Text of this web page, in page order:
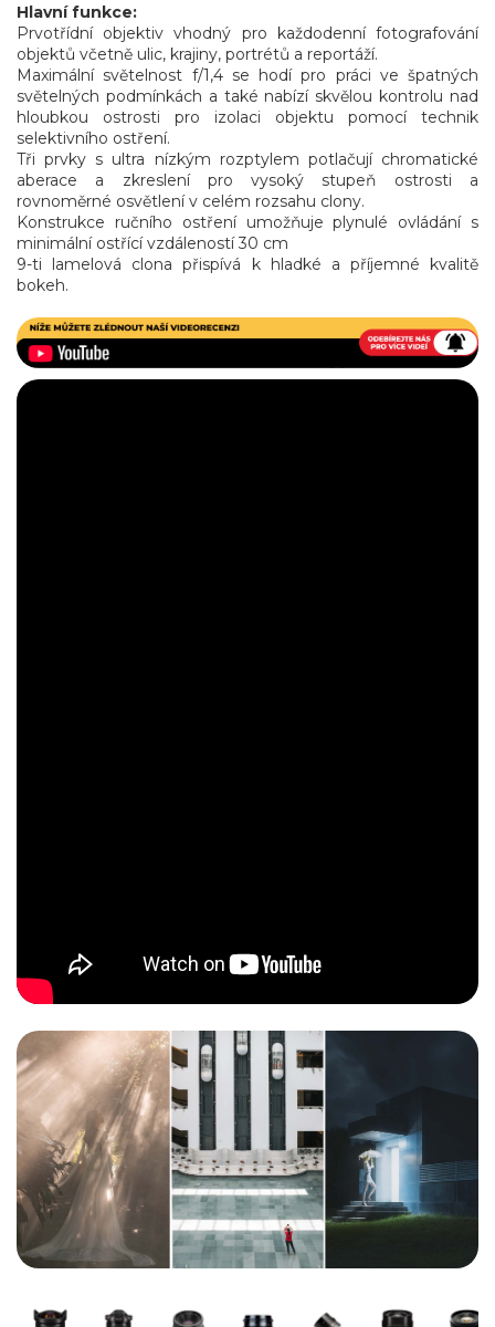
Hlavní funkce:
Prvotřídní objektiv vhodný pro každodenní fotografování
objektů včetně ulic, krajiny, portrétů a reportáží.
Maximální světelnost f/1,4 se hodí pro práci ve špatných
světelných podmínkách a také nabízí skvělou kontrolu nad
hloubkou ostrosti pro izolaci objektu pomocí technik
selektivního ostření.
Tři prvky s ultra nízkým rozptylem potlačují chromatické
aberace a zkreslení pro vysoký stupeň ostrosti a
rovnoměrné osvětlení v celém rozsahu clony.
Konstrukce ručního ostření umožňuje plynulé ovládání s
minimální ostřící vzdáleností 30 cm
9-ti lamelová clona přispívá k hladké a příjemné kvalitě
bokeh.